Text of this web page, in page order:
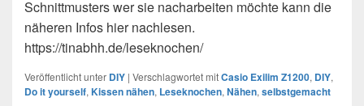
Schnittmusters wer sie nacharbeiten möchte kann die
näheren Infos hier nachlesen.
https://tinabhh.de/leseknochen/
Veröffentlicht unter DIY | Verschlagwortet mitCasio Exilim Z1200, DIY,
Do it yourself, Kissen nähen, Leseknochen, Nähen, selbstgemacht